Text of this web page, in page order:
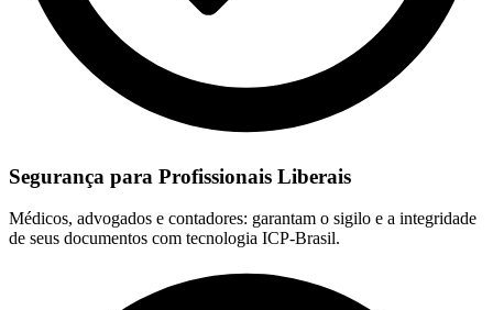
Segurança para Profissionais Liberais
Médicos, advogados e contadores: garantam o sigilo e a integridade
de seus documentos com tecnologia ICP-Brasil.